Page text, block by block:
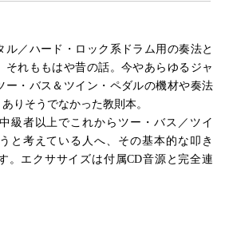
ル／ハード・ロック系ドラム用の奏法と
それももはや昔の話。今やあらゆるジャ
ー・バス＆ツイン・ペダルの機材や奏法
りそうでなかった教則本。
級者以上でこれからツー・バス／ツイ
と考えている人へ、その基本的な叩き
。エクササイズは付属CD音源と完全連